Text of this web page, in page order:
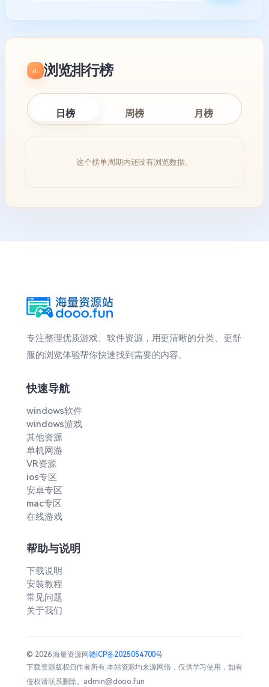
浏览排行榜
日榜 周榜 月榜
这个榜单周期内还没有浏览数据。
专注整理优质游戏、软件资源，用更清晰的分类、更舒
服的浏览体验帮你快速找到需要的内容。
快速导航
windows软件
windows游戏
其他资源
单机网游
VR资源
ios专区
安卓专区
mac专区
在线游戏
帮助与说明
下载说明
安装教程
常见问题
关于我们
© 2026 海量资源网赣ICP备2025054700号
下载资源版权归作者所有,本站资源均来源网络，仅供学习使用，如有
侵权请联系删除。admin@dooo.fun